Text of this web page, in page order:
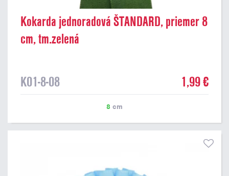
Kokarda jednoradová ŠTANDARD, priemer 8
cm, tm.zelená
K01-8-08 1,99 €
8 cm